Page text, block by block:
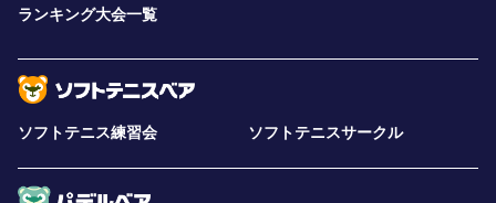
ランキング大会一覧
ソフトテニス練習会 ソフトテニスサークル